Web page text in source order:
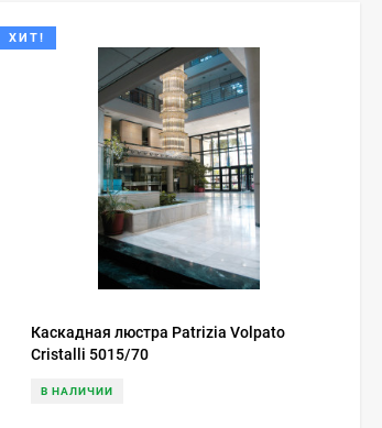
ХИТ!
Каскадная люстра Patrizia Volpato
Cristalli 5015/70
В НАЛИЧИИ